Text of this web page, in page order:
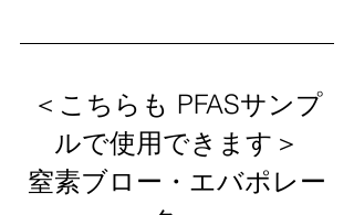
＜こちらも PFASサンプ
ルで使用できます＞
窒素ブロー・エバポレー